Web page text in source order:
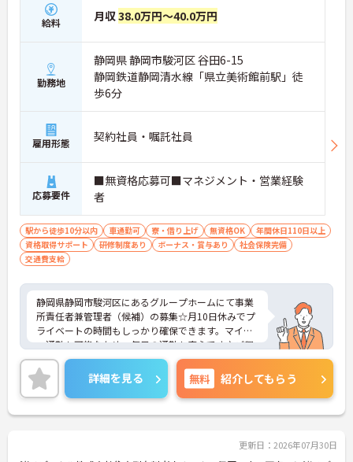
給料 月収38.0万円～40.0万円
勤務地
静岡県 静岡市駿河区 谷田6-15
静岡鉄道静岡清水線「県立美術館前駅」徒
歩6分
雇用形態 契約社員・嘱託社員
応募要件
■無資格応募可■マネジメント・営業経験
者
駅から徒歩10分以内 車通勤可 寮・借り上げ 無資格OK
年間休日110日以上
資格取得サポート
研修制度あり ボーナス・賞与あり
社会保険完備
交通費支給
静岡県静岡市駿河区にあるグループホームにて事業
所責任者兼管理者（候補）の募集☆月10日休みでプ
ライベートの時間もしっかり確保できます。マイカ
ー通勤も可能なため、毎日の通勤も安心です♪ご興
味のある方には、面接対策ポイントなど、さらに詳
細をご案内しますのでお気軽にご相談ください！
詳細を見る 無料 紹介してもらう
更新日：2026年07月30日